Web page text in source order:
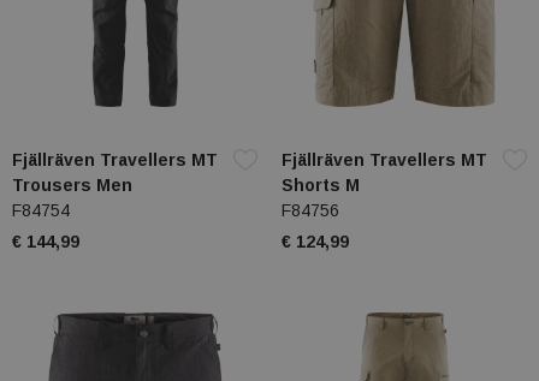
Fjällräven Travellers MT
Trousers Men
F84754
€ 144,99
Fjällräven Travellers MT
Shorts M
F84756
€ 124,99